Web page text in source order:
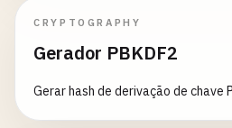
CRYPTOGRAPHY
Gerador PBKDF2
Gerar hash de derivação de chave